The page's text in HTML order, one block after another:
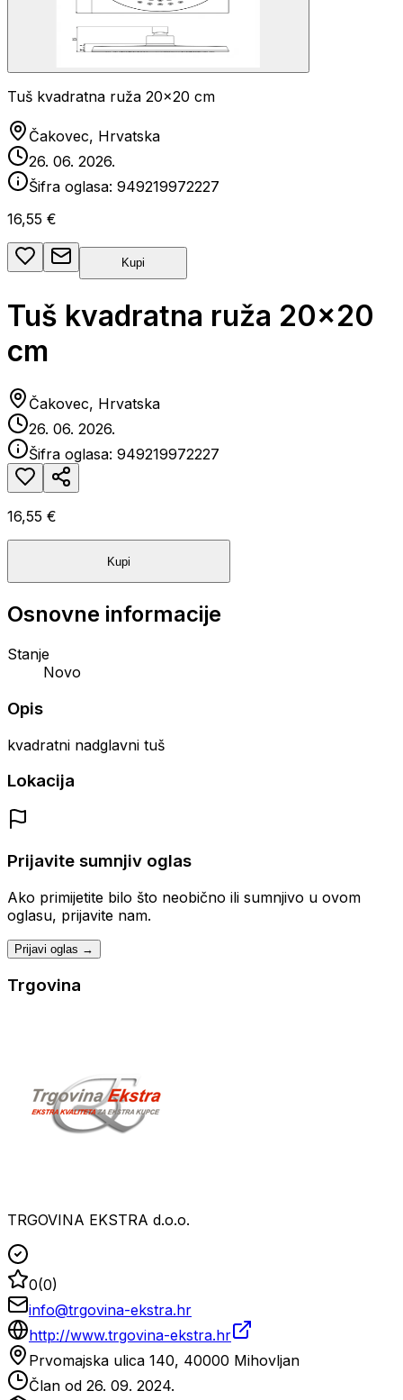
Tuš kvadratna ruža 20x20 cm
Čakovec, Hrvatska
26. 06. 2026.
Šifra oglasa: 949219972227
16,55 €
Kupi
Tuš kvadratna ruža 20x20
cm
Čakovec, Hrvatska
26. 06. 2026.
Šifra oglasa: 949219972227
16,55 €
Kupi
Osnovne informacije
Stanje
Novo
Opis
kvadratni nadglavni tuš
Lokacija
Prijavite sumnjiv oglas
Ako primijetite bilo što neobično ili sumnjivo u ovom
oglasu, prijavite nam.
Prijavi oglas →
Trgovina
TRGOVINA EKSTRA d.o.o.
0(0)
info@trgovina-ekstra.hr
http://www.trgovina-ekstra.hr
Prvomajska ulica 140, 40000 Mihovljan
Član od 26. 09. 2024.